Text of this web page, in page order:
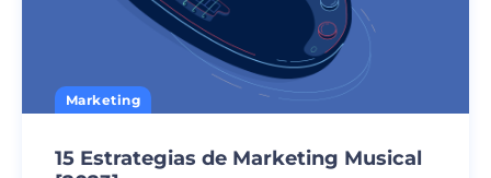
Marketing
15 Estrategias de Marketing Musical